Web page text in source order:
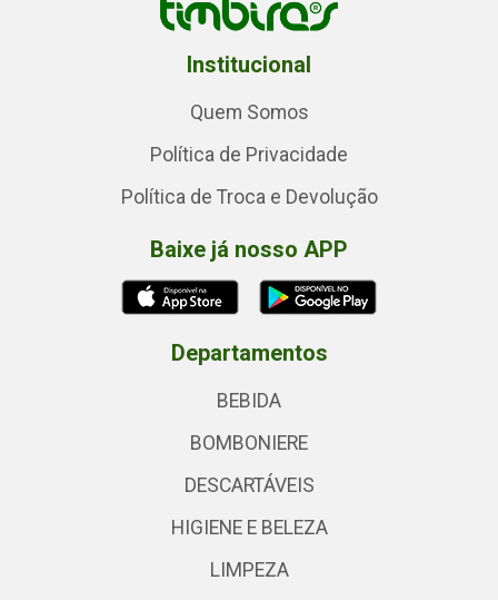
Institucional
Quem Somos
Política de Privacidade
Política de Troca e Devolução
Baixe já nosso APP
Departamentos
BEBIDA
BOMBONIERE
DESCARTÁVEIS
HIGIENE E BELEZA
LIMPEZA